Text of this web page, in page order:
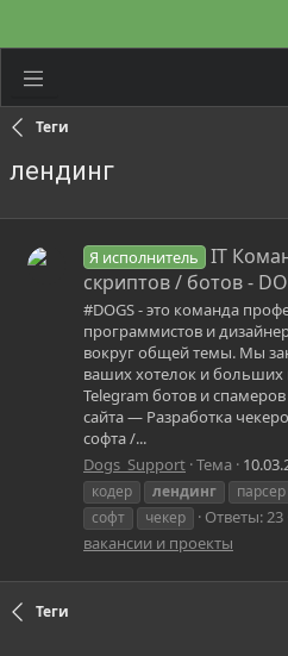
Теги
лендинг
Я исполнитель
IT
скриптов / ботов -
#DOGS - это команда
программистов и
вокруг общей темы. Мы
ваших хотелок и больших
Telegram ботов и
сайта — Разработка
софта /...
Dogs_Support Тема
кодер
лендинг парсер
софт
чекер Ответы: 23
вакансии и проекты
Теги